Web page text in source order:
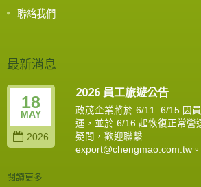
聯絡我們
最新消息
18
MAY
2026
2026 員工旅遊公告
政茂企業將於 6/11–6/15 因
運，並於 6/16 起恢復正常營
疑問，歡迎聯繫
export@chengmao.com.tw。
閱讀更多